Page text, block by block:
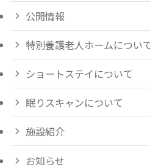
公開情報
特別養護老人ホームについ
ショートステイについて
眠りスキャンについて
施設紹介
お知らせ